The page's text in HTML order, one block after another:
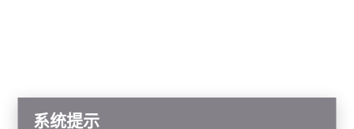
系统提示